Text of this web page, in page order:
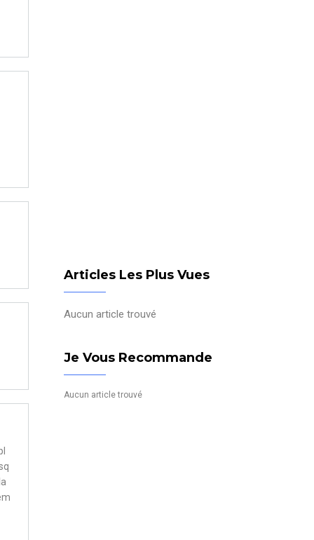
Articles Les Plus Vues
Aucun article trouvé
Je Vous Recommande
Aucun article trouvé